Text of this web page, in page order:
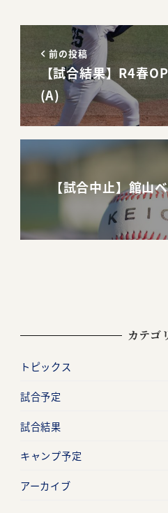
前の投稿
【試合結果】R4春
(A)
【試合中止】館山
カテゴ
トピックス
試合予定
試合結果
キャンプ予定
アーカイブ